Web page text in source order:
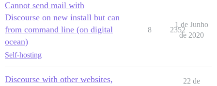
Cannot send mail with
Discourse on new install but can
from command line (on digital
ocean)
Self-hosting
8 2352
1 de Junho
de 2020
Discourse with other websites, 22 de